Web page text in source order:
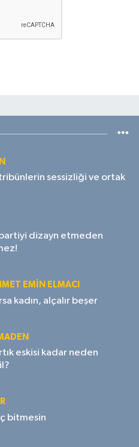
tribünlerin sessizliği ve ortak
partiyi dizayn etmeden
EMIN ELMACI
kadın, alçalır beşer
eskisi kadar neden
bitmesin